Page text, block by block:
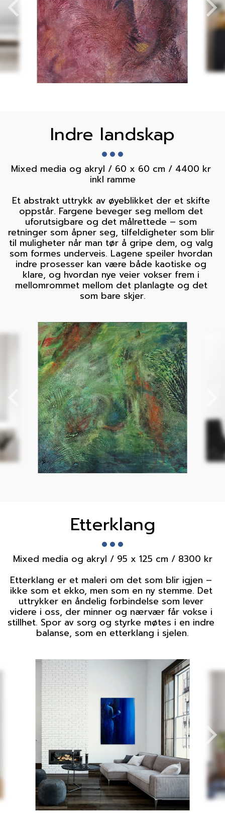
Indre landskap
Mixed media og akryl / 60 x 60 cm / 4400 kr
inkl ramme
Et abstrakt uttrykk av øyeblikket der et skifte
oppstår. Fargene beveger seg mellom det
uforutsigbare og det målrettede – som
retninger som åpner seg, tilfeldigheter som blir
til muligheter når man tør å gripe dem, og valg
som formes underveis. Lagene speiler hvordan
indre prosesser kan være både kaotiske og
klare, og hvordan nye veier vokser frem i
mellomrommet mellom det planlagte og det
som bare skjer.
Etterklang
Mixed media og akryl / 95 x 125 cm / 8300 kr
Etterklang er et maleri om det som blir igjen –
ikke som et ekko, men som en ny stemme. Det
uttrykker en åndelig forbindelse som lever
videre i oss, der minner og nærvær får vokse i
stillhet. Spor av sorg og styrke møtes i en indre
balanse, som en etterklang i sjelen.